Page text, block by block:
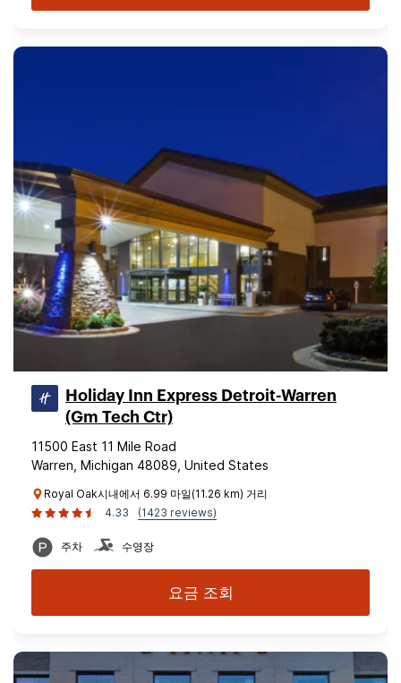
Holiday Inn Express Detroit-Warren
(Gm Tech Ctr)
11500 East 11 Mile Road
Warren, Michigan 48089, United States
Royal Oak시내에서 6.99 마일(11.26 km) 거리
4.33
(1423 reviews)
주차 수영장
요금 조회